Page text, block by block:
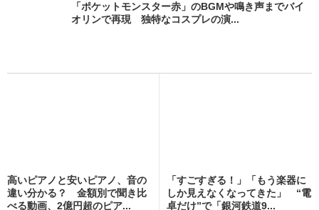
「ポケットモンスター赤」のBGMや鳴き声までバイ
オリンで再現 独特なコスプレの演...
高いピアノと安いピアノ、音の
違い分かる？ 金額別で聞き比
べる動画、2億円超のピア...
「すごすぎる！」「もう楽器に
しか見えなくなってきた」 “電
卓だけ”で「銀河鉄道9...